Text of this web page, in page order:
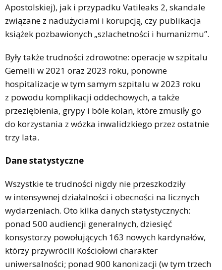
Apostolskiej), jak i przypadku Vatileaks 2, skandale
związane z nadużyciami i korupcją, czy publikacja
książek pozbawionych „szlachetności i humanizmu”.
Były także trudności zdrowotne: operacje w szpitalu
Gemelli w 2021 oraz 2023 roku, ponowne
hospitalizacje w tym samym szpitalu w 2023 roku
z powodu komplikacji oddechowych, a także
przeziębienia, grypy i bóle kolan, które zmusiły go
do korzystania z wózka inwalidzkiego przez ostatnie
trzy lata.
Dane statystyczne
Wszystkie te trudności nigdy nie przeszkodziły
w intensywnej działalności i obecności na licznych
wydarzeniach. Oto kilka danych statystycznych:
ponad 500 audiencji generalnych, dziesięć
konsystorzy powołujących 163 nowych kardynałów,
którzy przywrócili Kościołowi charakter
uniwersalności; ponad 900 kanonizacji (w tym trzech